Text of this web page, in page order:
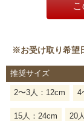
※お受け取り希望
推奨サイズ
2〜3人：12cm 4
15人：24cm 20